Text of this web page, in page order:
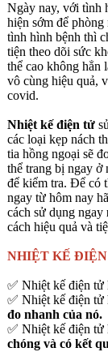
Ngày nay, với tình
hiện sớm để
tình hình bệnh thì
tiện theo dõi sức
thể cao không hẳn
vô cùng hiệu quả,
covid.
Nhiệt kế điện tử
các loại kẹp nách
tia hồng ngoại sẽ
thể trang bị ngay
để kiểm tra. Để có
ngay từ hôm nay
cách sử dụng ngay
cách hiệu quả và
NHIỆT KẾ
✅ Nhiệt kế điện tử
✅ Nhiệt kế điện tử
đo nhanh của nó.
✅ Nhiệt kế điện tử
chóng và có kết